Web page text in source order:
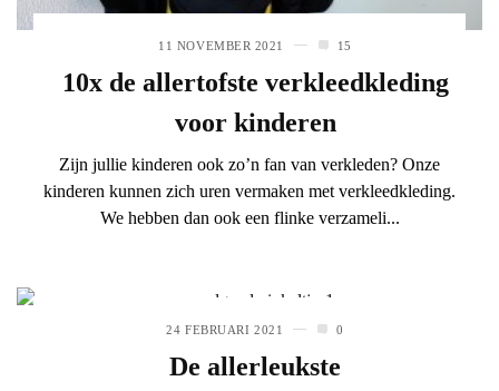
11 NOVEMBER 2021 15
10x de allertofste verkleedkleding
voor kinderen
Zijn jullie kinderen ook zo’n fan van verkleden? Onze
kinderen kunnen zich uren vermaken met verkleedkleding.
We hebben dan ook een flinke verzameli...
24 FEBRUARI 2021 0
De allerleukste